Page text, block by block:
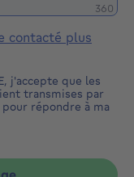
360
contacté plus
j'accepte que les
transmises par
répondre à ma